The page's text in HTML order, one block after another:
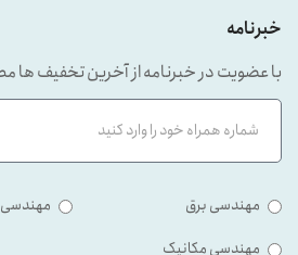
خبرنامه
با عضویت در خبرنامه از آخرین تخفیف ها
مهندسی برق
مهندسی
مهندسی مکانیک